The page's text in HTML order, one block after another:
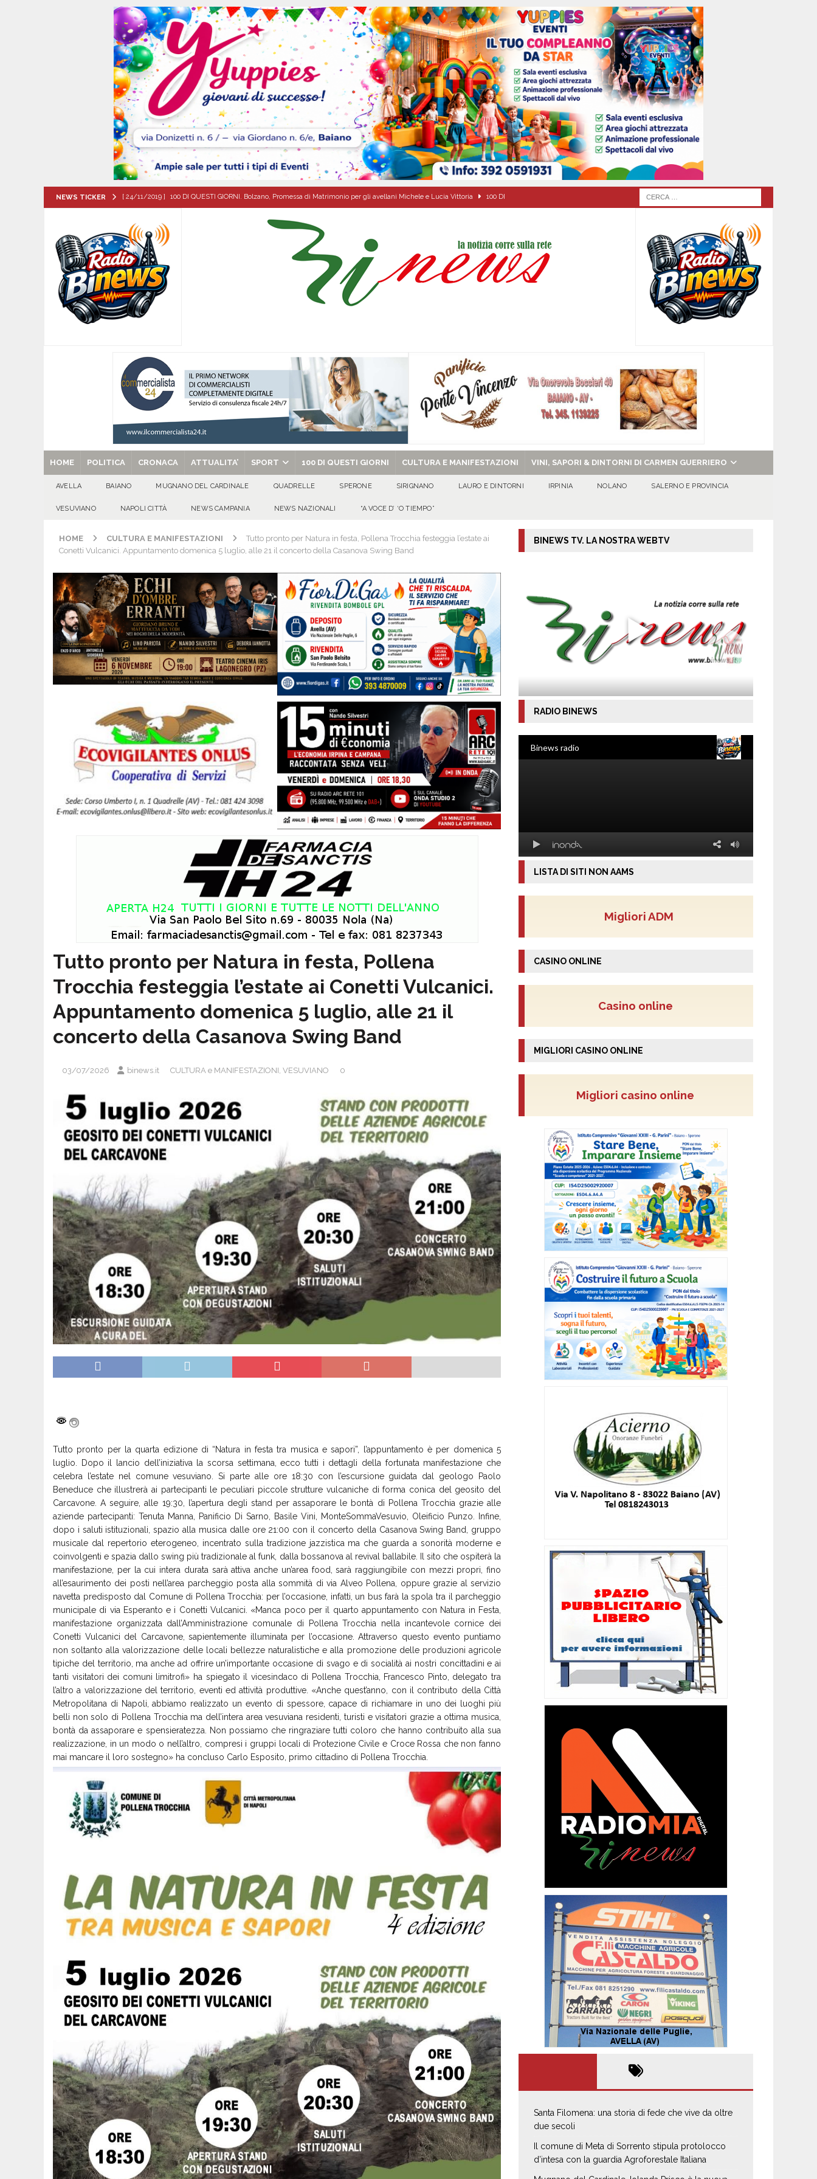
NEWS TICKER [ 24/11/2019 ] 100 DI QUESTI GIORNI. Bolzano, Promessa di Matrimonio per gli avellani Michele e Lucia Vittoria 100 DI
[ 07/08/2026 ] Santa Filomena: una storia di fede che vive da oltre due secoli
[ 06/08/2026 ] Il comune di Meta di Sorrento stipula protolocco d’intesa con la guardia Agroforestale Italiana SALERNO
CITTA'
[ 06/08/2026 ] Mugnano del Cardinale, Iolanda Prisco è la nuova agente della Polizia Municipale
[ 06/08/2026 ]
Gigli CULTURA E MANIFESTAZIONI
[ 29/08/2025 ] SANT’Oggi. Venerdì 29 agosto la chiesa celebra il Martirio di san Giovanni Battista e santa Sabina EVIDENZA
HOME POLITICA CRONACA ATTUALITA’ SPORT 100 DI QUESTI GIORNI CULTURA E MANIFESTAZIONI VINI, SAPORI & DINTORNI DI CARMEN GUERRIERO
AVELLA BAIANO MUGNANO DEL CARDINALE QUADRELLE SPERONE SIRIGNANO LAURO E DINTORNI IRPINIA NOLANO SALERNO E PROVINCIA
VESUVIANO NAPOLI CITTÀ NEWS CAMPANIA NEWS NAZIONALI “A VOCE D’ ‘O TIEMPO”
HOME CULTURA E MANIFESTAZIONI
Tutto pronto per Natura in festa, Pollena Trocchia festeggia l’estate ai
Conetti Vulcanici. Appuntamento domenica 5 luglio, alle 21 il concerto della Casanova Swing Band
Tutto pronto per Natura in festa, Pollena
Trocchia festeggia l’estate ai Conetti Vulcanici.
Appuntamento domenica 5 luglio, alle 21 il
concerto della Casanova Swing Band
03/07/2026 binews.it CULTURA e MANIFESTAZIONI, VESUVIANO 0
Tutto pronto per la quarta edizione di “Natura in festa tra musica e sapori”, l’appuntamento è per domenica 5
luglio. Dopo il lancio dell’iniziativa la scorsa settimana, ecco tutti i dettagli della fortunata manifestazione che
celebra l’estate nel comune vesuviano. Si parte alle ore 18:30 con l’escursione guidata dal geologo Paolo
Beneduce che illustrerà ai partecipanti le peculiari piccole strutture vulcaniche di forma conica del geosito del
Carcavone. A seguire, alle 19:30, l’apertura degli stand per assaporare le bontà di Pollena Trocchia grazie alle
aziende partecipanti: Tenuta Manna, Panificio Di Sarno, Basile Vini, MonteSommaVesuvio, Oleificio Punzo. Infine,
dopo i saluti istituzionali, spazio alla musica dalle ore 21:00 con il concerto della Casanova Swing Band, gruppo
musicale dal repertorio eterogeneo, incentrato sulla tradizione jazzistica ma che guarda a sonorità moderne e
coinvolgenti e spazia dallo swing più tradizionale al funk, dalla bossanova al revival ballabile. Il sito che ospiterà la
manifestazione, per la cui intera durata sarà attiva anche un’area food, sarà raggiungibile con mezzi propri, fino
all’esaurimento dei posti nell’area parcheggio posta alla sommità di via Alveo Pollena, oppure grazie al servizio
navetta predisposto dal Comune di Pollena Trocchia: per l’occasione, infatti, un bus farà la spola tra il parcheggio
municipale di via Esperanto e i Conetti Vulcanici. «Manca poco per il quarto appuntamento con Natura in Festa,
manifestazione organizzata dall’Amministrazione comunale di Pollena Trocchia nella incantevole cornice dei
Conetti Vulcanici del Carcavone, sapientemente illuminata per l’occasione. Attraverso questo evento puntiamo
non soltanto alla valorizzazione delle locali bellezze naturalistiche e alla promozione delle produzioni agricole
tipiche del territorio, ma anche ad offrire un’importante occasione di svago e di socialità ai nostri concittadini e ai
tanti visitatori dei comuni limitrofi» ha spiegato il vicesindaco di Pollena Trocchia, Francesco Pinto, delegato tra
l’altro a valorizzazione del territorio, eventi ed attività produttive. «Anche quest’anno, con il contributo della Città
Metropolitana di Napoli, abbiamo realizzato un evento di spessore, capace di richiamare in uno dei luoghi più
belli non solo di Pollena Trocchia ma dell’intera area vesuviana residenti, turisti e visitatori grazie a ottima musica,
bontà da assaporare e spensieratezza. Non possiamo che ringraziare tutti coloro che hanno contribuito alla sua
realizzazione, in un modo o nell’altro, compresi i gruppi locali di Protezione Civile e Croce Rossa che non fanno
mai mancare il loro sostegno» ha concluso Carlo Esposito, primo cittadino di Pollena Trocchia.
BINEWS TV. LA NOSTRA WEBTV
RADIO BINEWS
LISTA DI SITI NON AAMS
Migliori ADM
CASINO ONLINE
Casino online
MIGLIORI CASINO ONLINE
Migliori casino online
Santa Filomena: una storia di fede che vive da oltre
due secoli
Il comune di Meta di Sorrento stipula protolocco
d’intesa con la guardia Agroforestale Italiana